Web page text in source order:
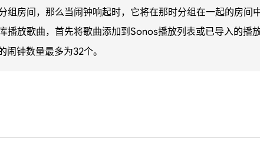
组房间，那么当闹钟响起时，它将在那时分组在一起的房间
播放歌曲，首先将歌曲添加到Sonos播放列表或已导入的播
钟数量最多为32个。